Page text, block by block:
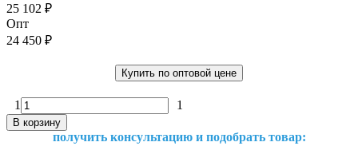
25 102 ₽
Опт
24 450 ₽
Купить по оптовой цене
1 1
В корзину
получить консультацию и подобрать товар: